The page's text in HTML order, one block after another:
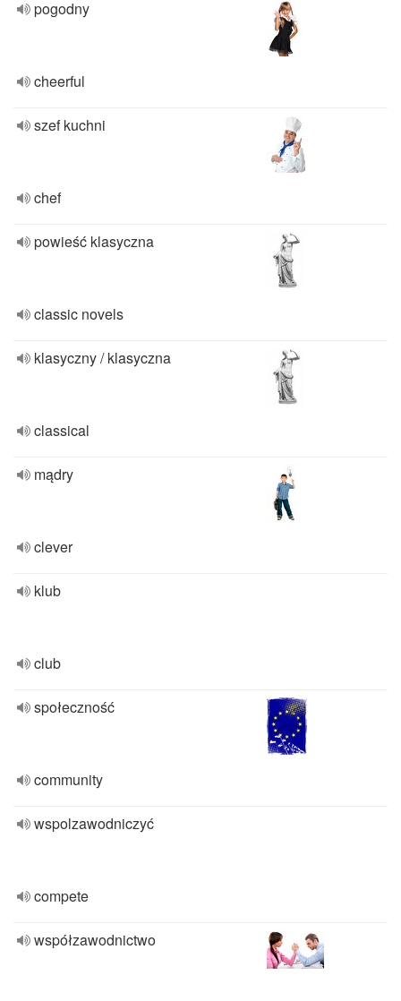
pogodny
cheerful
szef kuchni
chef
powieść klasyczna
classic novels
klasyczny / klasyczna
classical
mądry
clever
klub
club
społeczność
community
wspolzawodniczyć
compete
współzawodnictwo